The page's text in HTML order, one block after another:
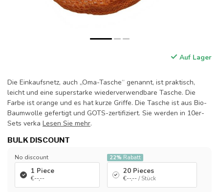
Auf Lager
Die Einkaufsnetz, auch „Oma-Tasche“ genannt, ist praktisch,
leicht und eine superstarke wiederverwendbare Tasche. Die
Farbe ist orange und es hat kurze Griffe. Die Tasche ist aus Bio-
Baumwolle gefertigt und GOTS-zertifiziert. Sie werden in 10er-
Sets verka Lesen Sie mehr.
BULK DISCOUNT
No discount
1 Piece
€--,--
22% Rabatt
20 Pieces
€--,-- / Stück